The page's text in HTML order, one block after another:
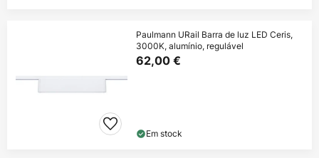
Paulmann URail Barra de luz LED Ceris,
3000K, alumínio, regulável
62,00 €
Em stock